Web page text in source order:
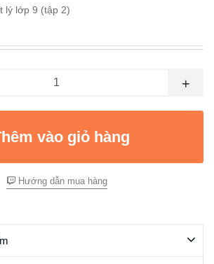
lý lớp 9 (tập 2)
+
vào giỏ hàng
Hướng dẫn mua hàng